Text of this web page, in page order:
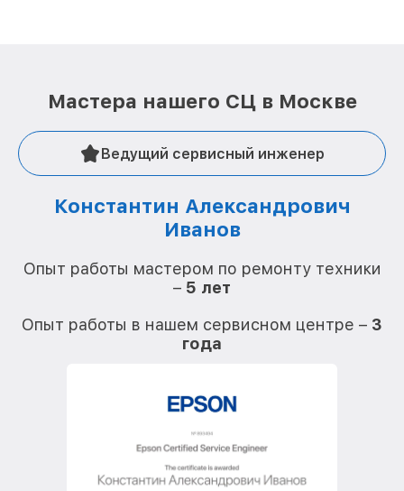
Мастера нашего СЦ в Москве
Ведущий сервисный инженер
Константин Александрович
Иванов
Опыт работы мастером по ремонту техники
– 5 лет
Опыт работы в нашем сервисном центре – 3
года